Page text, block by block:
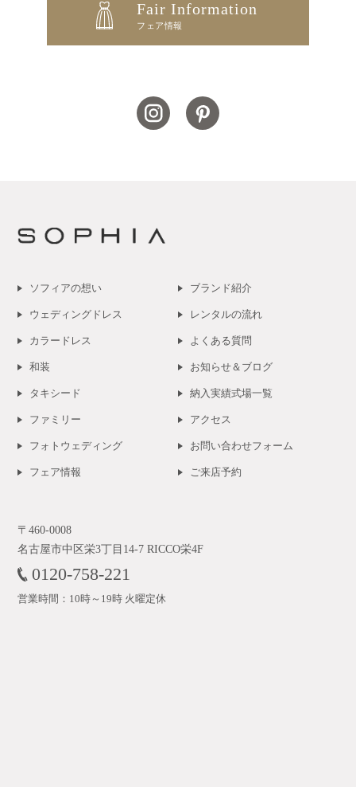
Fair Information
フェア情報
ソフィアの想い
ウェディングドレス
カラードレス
和装
タキシード
ファミリー
フォトウェディング
フェア情報
ブランド紹介
レンタルの流れ
よくある質問
お知らせ＆ブログ
納入実績式場一覧
アクセス
お問い合わせフォーム
ご来店予約
〒460-0008
名古屋市中区栄3丁目14-7 RICCO栄4F
0120-758-221
営業時間：10時～19時 火曜定休